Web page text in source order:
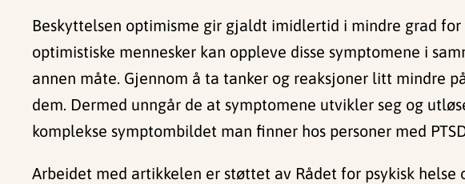
Beskyttelsen optimisme gir gjaldt imidlertid i mindre grad
optimistiske mennesker kan oppleve disse symptomene i
annen måte. Gjennom å ta tanker og reaksjoner litt mindre
dem. Dermed unngår de at symptomene utvikler seg og
komplekse symptombildet man finner hos personer med
Arbeidet med artikkelen er støttet av Rådet for psykisk helse